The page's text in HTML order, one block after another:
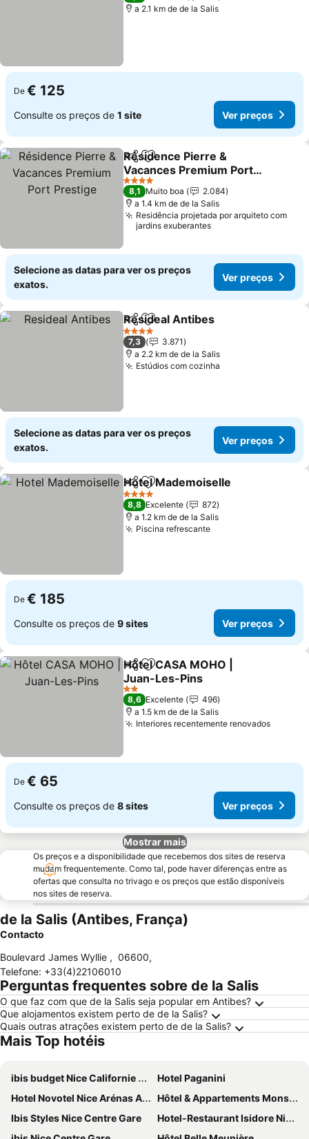
a 2.1 km de de la Salis
De € 125
Consulte os preços de 1 site Ver preços
PartilharAdicionar aos favoritos
Résidence Pierre &
Vacances Premium Port
Prestige
Ver preços
4 Estrelas
8,1 Muito boa
2.084
a 1.4 km de de la Salis
Residência projetada por arquiteto com
jardins exuberantes
Selecione as datas para ver os preços
exatos.
Ver preços
PartilharAdicionar aos favoritos
Resideal Antibes
4 Estrelas
7,3
3.871
a 2.2 km de de la Salis
Estúdios com cozinha
Selecione as datas para ver os preços
exatos.
Ver preços
PartilharAdicionar aos favoritos
Hotel Mademoiselle
4 Estrelas
8,8 Excelente
872
a 1.2 km de de la Salis
Piscina refrescanteVer preços
De € 185
Consulte os preços de 9 sites Ver preços
PartilharAdicionar aos favoritos
Hôtel CASA MOHO |
Juan-Les-Pins
Ver preços
2 Estrelas
8,6 Excelente
496
a 1.5 km de de la Salis
Interiores recentemente renovadosVer
De € 65
Consulte os preços de 8 sites Ver preços
Mostrar mais
Os preços e a disponibilidade que recebemos dos sites de reserva
mudam frequentemente. Como tal, pode haver diferenças entre as
ofertas que consulta no trivago e os preços que estão disponíveis
nos sites de reserva.
de la Salis (Antibes, França)
Contacto
Boulevard James Wyllie , 06600,
Telefone: +33(4)22106010
Perguntas frequentes sobre de la Salis
O que faz com que de la Salis seja popular em Antibes?
Que alojamentos existem perto de de la Salis?
Quais outras atrações existem perto de de la Salis?
Mais Top hotéis
ibis budget Nice Californie Lenval
Hotel Paganini
Hotel Novotel Nice Arénas Aéroport
Hôtel & Appartements Monsigny
Ibis Styles Nice Centre Gare
Hotel-Restaurant Isidore Nice Ouest